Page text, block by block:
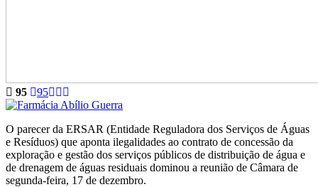
95 95
O parecer da ERSAR (Entidade Reguladora dos Serviços de Águas
e Resíduos) que aponta ilegalidades ao contrato de concessão da
exploração e gestão dos serviços públicos de distribuição de água e
de drenagem de águas residuais dominou a reunião de Câmara de
segunda-feira, 17 de dezembro.